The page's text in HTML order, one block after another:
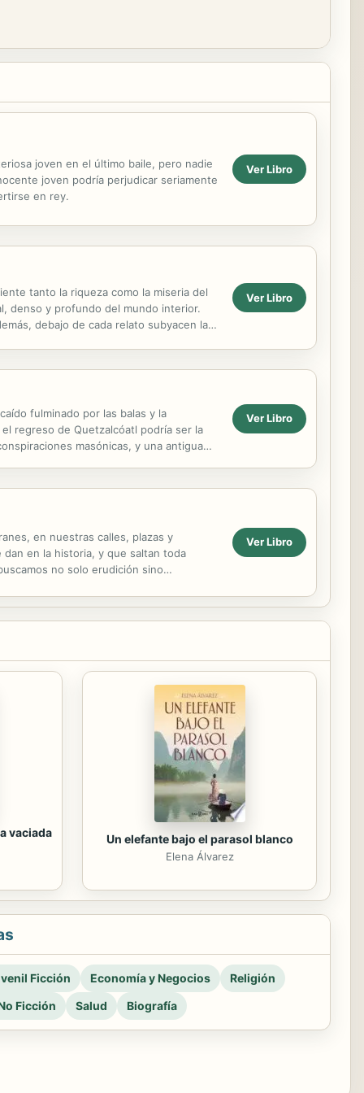
joven en el último baile, pero nadie
joven podría perjudicar seriamente
en rey.
Ver Libro
tanto la riqueza como la miseria del
denso y profundo del mundo interior.
debajo de cada relato subyacen las
Ver Libro
fulminado por las balas y la
regreso de Quetzalcóatl podría ser la
masónicas, y una antigua
Ver Libro
en nuestras calles, plazas y
en la historia, y que saltan toda
no solo erudición sino
Ver Libro
vaciada
Un elefante bajo el parasol blanco
Elena Álvarez
Ficción Economía y Negocios
Religión
Ficción
Salud Biografía